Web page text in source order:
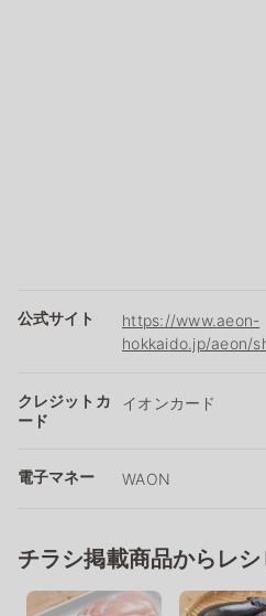
公式サイト
https://www.aeon-
hokkaido.jp/aeon/
クレジットカ
ード
イオンカード
電子マネー WAON
チラシ掲載商品からレ